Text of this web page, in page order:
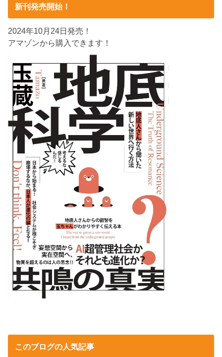
新刊発売開始！
2024年10月24日発売！
アマゾンから購入できます！
このブログの人気記事